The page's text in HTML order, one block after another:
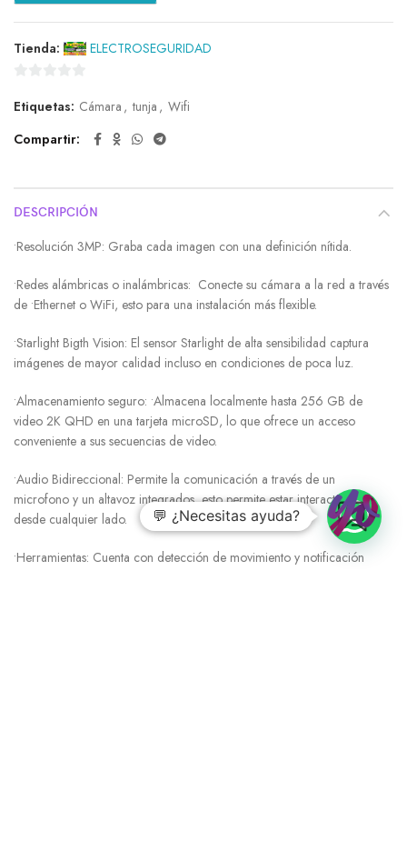
Tienda: ELECTROSEGURIDAD
de
Etiquetas: Cámara , tunja , Wifi
Compartir
DESCRIPCIÓN
•Resolución 3MP: Graba cada imagen con una definición nítida.
•Redes alámbricas o inalámbricas: Conecte su cámara a la red a través
de •Ethernet o WiFi, esto para una instalación más flexible.
•Starlight Bigth Vision: El sensor Starlight de alta sensibilidad captura
imágenes de mayor calidad incluso en condiciones de poca luz.
•Almacenamiento seguro: •Almacena localmente hasta 256 GB de
video 2K QHD en una tarjeta microSD, lo que ofrece un acceso
conveniente a sus secuencias de video.
•Audio Bidireccional: Permite la comunicación a través de un
microfono y un altavoz integrados, esto permite estar interactuando
desde cualquier lado.
•Herramientas: Cuenta con detección de movimiento y notificación
💬 ¿Necesitas ayuda?